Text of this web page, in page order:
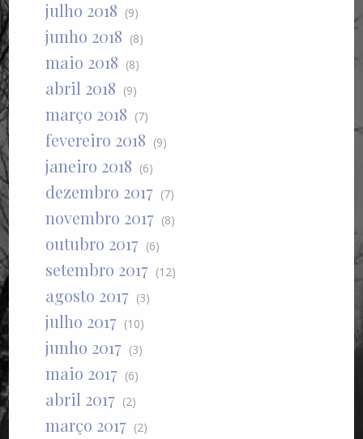
julho 2018 (9)
junho 2018 (8)
maio 2018 (8)
abril 2018 (9)
março 2018 (7)
fevereiro 2018 (9)
janeiro 2018 (6)
dezembro 2017 (7)
novembro 2017 (8)
outubro 2017 (6)
setembro 2017 (12)
agosto 2017 (3)
julho 2017 (10)
junho 2017 (3)
maio 2017 (6)
abril 2017 (2)
março 2017 (2)